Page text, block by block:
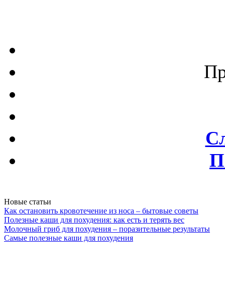
Новые статьи
Как остановить кровотечение из носа – бытовые советы
Полезные каши для похудения: как есть и терять вес
Молочный гриб для похудения – поразительные результаты
Самые полезные каши для похудения